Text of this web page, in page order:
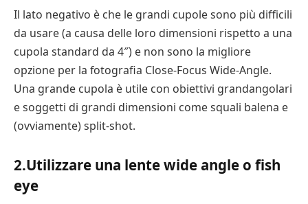
Il lato negativo è che le grandi cupole sono più difficili
da usare (a causa delle loro dimensioni rispetto a una
cupola standard da 4″) e non sono la migliore
opzione per la fotografia Close-Focus Wide-Angle.
Una grande cupola è utile con obiettivi grandangolari
e soggetti di grandi dimensioni come squali balena e
(ovviamente) split-shot.
2.Utilizzare una lente wide angle o fish
eye